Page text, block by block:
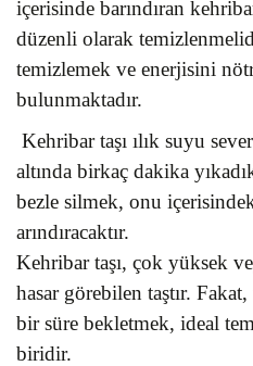
içerisinde barındıran
düzenli olarak
temizlemek ve enerjisini
bulunmaktadır.
Kehribar taşı ılık suyu
altında birkaç dakika
bezle silmek, onu
arındıracaktır.
Kehribar taşı, çok yüksek
hasar görebilen taştır. Fakat,
bir süre bekletmek, ideal
biridir.